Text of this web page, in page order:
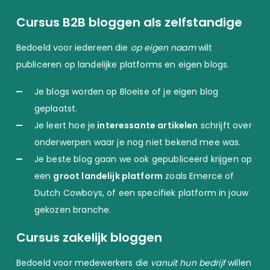
Cursus B2B bloggen als zelfstandige
Bedoeld voor iedereen die op eigen naamwilt
publiceren op landelijke platforms en eigen blogs.
Je blogs worden op Bloeise of je eigen blog
geplaatst.
Je leert hoe je interessante artikelen schrijft over
onderwerpen waar je nog niet bekend mee was.
Je beste blog gaan we ook gepubliceerd krijgen op
een groot landelijk platform zoals Emerce of
Dutch Cowboys, of een specifiek platform in jouw
gekozen branche.
Cursus zakelijk bloggen
Bedoeld voor medewerkers die vanuit hun bedrijfwillen